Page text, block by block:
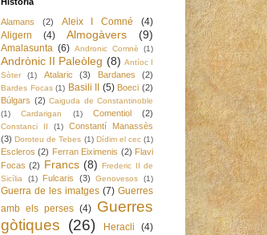
Alamans (2) Aleix I Comné
(4)
Aligern
(4) Almogàvers (9)
Amalasunta (6) Andronic Comnè (1)
Andrònic II Paleòleg (8) Antíoc I
Sòter
(1) Atalaric (3) Bardanes (2)
Bardes Focas (1) Basili II (5) Boeci (2)
Búlgars (2) Caiguda de Constantinoble
(1)
Cardarigan (1) Comentiol (2)
Constanci II (1)
Constantí Manassès
(3) Doroteu de Tebes (1) Dídim el cec (1)
Escleros (2) Ferran Eiximenis (2) Flavi
Focas (2) Francs (8)
Frederic II de
Sicília
(1) Fulcaris (3) Genovesos (1)
Guerra de les imatges (7) Guerres
amb els perses (4) Guerres
gòtiques (26) Heracli (4)